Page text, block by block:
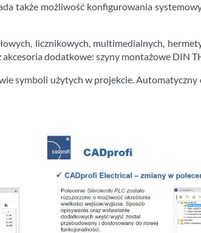
także możliwość konfigurowania
licznikowych, multimedialnych,
dodatkowe: szyny montażowe DIN
symboli użytych w projekcie.